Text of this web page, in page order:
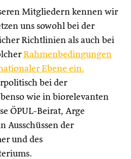
Mitgliedern kennen wir
uns sowohl bei der
Richtlinien als auch bei
Rahmenbedingungen
Ebene ein.
bei der
wie in biorelevanten
ÖPUL-Beirat, Arge
Ausschüssen der
und des